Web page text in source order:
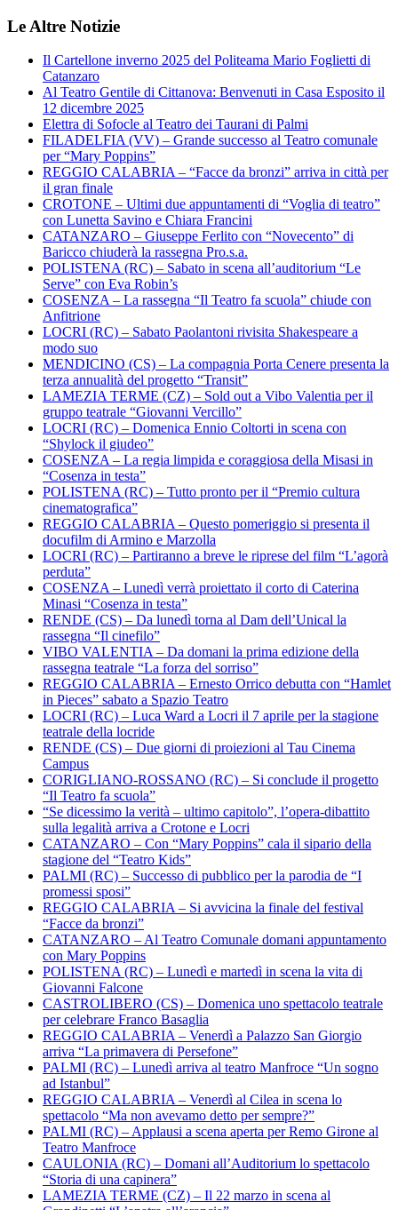
Le Altre Notizie
Il Cartellone inverno 2025 del Politeama Mario Foglietti di
Catanzaro
Al Teatro Gentile di Cittanova: Benvenuti in Casa Esposito il
12 dicembre 2025
Elettra di Sofocle al Teatro dei Taurani di Palmi
FILADELFIA (VV) – Grande successo al Teatro comunale
per “Mary Poppins”
REGGIO CALABRIA – “Facce da bronzi” arriva in città per
il gran finale
CROTONE – Ultimi due appuntamenti di “Voglia di teatro”
con Lunetta Savino e Chiara Francini
CATANZARO – Giuseppe Ferlito con “Novecento” di
Baricco chiuderà la rassegna Pro.s.a.
POLISTENA (RC) – Sabato in scena all’auditorium “Le
Serve” con Eva Robin’s
COSENZA – La rassegna “Il Teatro fa scuola” chiude con
Anfitrione
LOCRI (RC) – Sabato Paolantoni rivisita Shakespeare a
modo suo
MENDICINO (CS) – La compagnia Porta Cenere presenta la
terza annualità del progetto “Transit”
LAMEZIA TERME (CZ) – Sold out a Vibo Valentia per il
gruppo teatrale “Giovanni Vercillo”
LOCRI (RC) – Domenica Ennio Coltorti in scena con
“Shylock il giudeo”
COSENZA – La regia limpida e coraggiosa della Misasi in
“Cosenza in testa”
POLISTENA (RC) – Tutto pronto per il “Premio cultura
cinematografica”
REGGIO CALABRIA – Questo pomeriggio si presenta il
docufilm di Armino e Marzolla
LOCRI (RC) – Partiranno a breve le riprese del film “L’agorà
perduta”
COSENZA – Lunedì verrà proiettato il corto di Caterina
Minasi “Cosenza in testa”
RENDE (CS) – Da lunedì torna al Dam dell’Unical la
rassegna “Il cinefilo”
VIBO VALENTIA – Da domani la prima edizione della
rassegna teatrale “La forza del sorriso”
REGGIO CALABRIA – Ernesto Orrico debutta con “Hamlet
in Pieces” sabato a Spazio Teatro
LOCRI (RC) – Luca Ward a Locri il 7 aprile per la stagione
teatrale della locride
RENDE (CS) – Due giorni di proiezioni al Tau Cinema
Campus
CORIGLIANO-ROSSANO (RC) – Si conclude il progetto
“Il Teatro fa scuola”
“Se dicessimo la verità – ultimo capitolo”, l’opera-dibattito
sulla legalità arriva a Crotone e Locri
CATANZARO – Con “Mary Poppins” cala il sipario della
stagione del “Teatro Kids”
PALMI (RC) – Successo di pubblico per la parodia de “I
promessi sposi”
REGGIO CALABRIA – Si avvicina la finale del festival
“Facce da bronzi”
CATANZARO – Al Teatro Comunale domani appuntamento
con Mary Poppins
POLISTENA (RC) – Lunedì e martedì in scena la vita di
Giovanni Falcone
CASTROLIBERO (CS) – Domenica uno spettacolo teatrale
per celebrare Franco Basaglia
REGGIO CALABRIA – Venerdì a Palazzo San Giorgio
arriva “La primavera di Persefone”
PALMI (RC) – Lunedì arriva al teatro Manfroce “Un sogno
ad Istanbul”
REGGIO CALABRIA – Venerdì al Cilea in scena lo
spettacolo “Ma non avevamo detto per sempre?”
PALMI (RC) – Applausi a scena aperta per Remo Girone al
Teatro Manfroce
CAULONIA (RC) – Domani all’Auditorium lo spettacolo
“Storia di una capinera”
LAMEZIA TERME (CZ) – Il 22 marzo in scena al